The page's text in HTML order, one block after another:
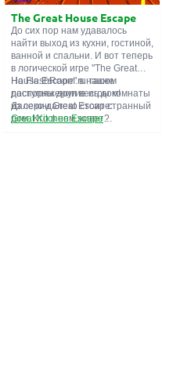
The Great House Escape
До сих пор нам удавалось
найти выход из кухни, гостиной,
ванной и спальни. И вот теперь
в логической игре "The Great
House Escape" в нашем
распоряжении весь дом!
Далеко-далеко стоит странный
дом. Кто в нем живет?
На FlashRoom.ru также
доступны другие игры комнаты
из серии Great Escape:
Great Kitchen Escape